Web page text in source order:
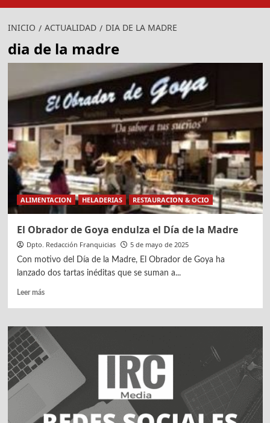
INICIO ACTUALIDAD DIA DE LA MADRE
dia de la madre
ALIMENTACION HELADERIAS RESTAURACION & OCIO
El Obrador de Goya endulza el Día de la Madre
Dpto. Redacción Franquicias 5 de mayo de 2025
Con motivo del Día de la Madre, El Obrador de Goya ha
lanzado dos tartas inéditas que se suman a...
Leer másLeer
El
Obrador
de
Goya
la